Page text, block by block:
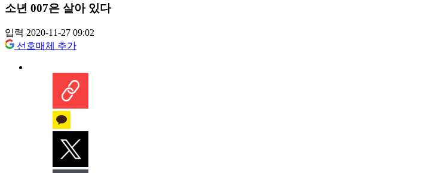
소년 007은 살아 있다
입력 2020-11-27 09:02
선호매체 추가